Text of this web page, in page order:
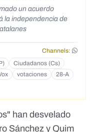
un acuerdo
la independencia de
Channels:
Ciudadanos (Cs)
votaciones
28-A
han desvelado
Sánchez y Quim